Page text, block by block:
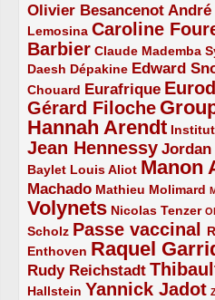
Olivier Besancenot
3/5
3/5
2/5
Lemosina
2/5 Caroline
4/5
Barbier
4/5 Claude Mademba
2/5
2/5
Daesh
2/5 Dépakine
2/5 Edward
3/5
1/5
Chouard
2/5 Eurafrique
3/5
4/5
2/5
Gérard Filoche
4/5
5/5
Hannah Arendt
5/5
2/5
4/5
Jean Hennessy
4/5
3/5
Baylet
2/5 Louis Aliot
2/5 Manon
5/5
Machado
3/5 Mathieu Molimard
2/5
1/5
Volynets
5/5 Nicolas Tenzer
2/5
1/5
Scholz
2/5 Passe vaccinal
4/5
2/5
Enthoven
2/5 Raquel
5/5
4/5
Rudy Reichstadt
3/5
4/5
2/5
Hallstein
2/5 Yannick Jadot
4/5
1/5